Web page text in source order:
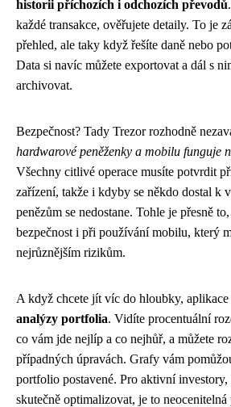
historii příchozích i odchozích převodů
každé transakce, ověřujete detaily. To je
přehled, ale taky když řešíte daně nebo
Data si navíc můžete exportovat a dál s
archivovat.
Bezpečnost? Tady Trezor rozhodně
hardwarové peněženky a mobilu funguje
Všechny citlivé operace musíte potvrdit
zařízení, takže i kdyby se někdo dostal k
penězům se nedostane. Tohle je přesně
bezpečnost i při používání mobilu, který
nejrůznějším rizikům.
A když chcete jít víc do hloubky,
analýzy portfolia. Vidíte procentuální
co vám jde nejlíp a co nejhůř, a můžete
případných úpravách. Grafy vám
portfolio postavené. Pro aktivní
skutečně optimalizovat, je to neocenitelná